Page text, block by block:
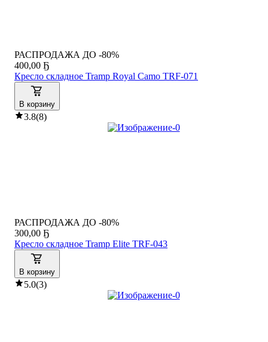
РАСПРОДАЖА ДО -80%
400,00 Ҕ
Кресло складное Tramp Royal Camo TRF-071
В корзину
3.8(8)
РАСПРОДАЖА ДО -80%
300,00 Ҕ
Кресло складное Tramp Elite TRF-043
В корзину
5.0(3)